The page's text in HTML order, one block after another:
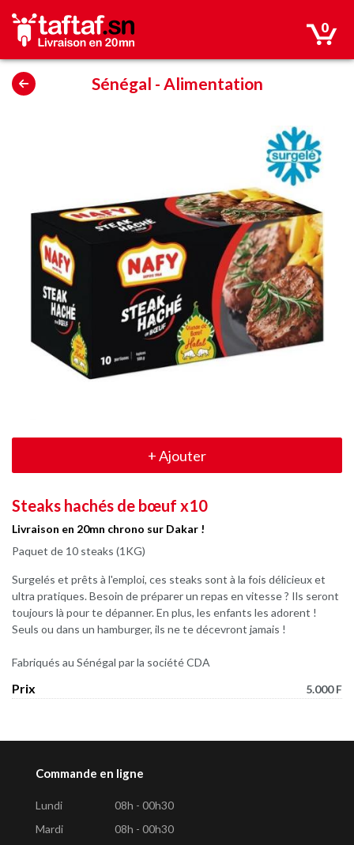
0
Sénégal - Alimentation
+Ajouter
Steaks hachés de bœuf x10
Livraison en 20mn chrono sur Dakar !
Paquet de 10 steaks (1KG)
Surgelés et prêts à l'emploi, ces steaks sont à la fois délicieux et
ultra pratiques. Besoin de préparer un repas en vitesse ? Ils seront
toujours là pour te dépanner. En plus, les enfants les adorent !
Seuls ou dans un hamburger, ils ne te décevront jamais !
Fabriqués au Sénégal par la société CDA
Prix 5.000 F
Commande en ligne
Lundi
08h - 00h30
Mardi
08h - 00h30